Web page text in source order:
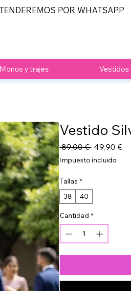
POR WHATSAPP
Monos y trajes Vestidos
Vestido
89,00 € Precio
49,90 €
Impuesto incluido
Tallas *
38
40
Cantidad *